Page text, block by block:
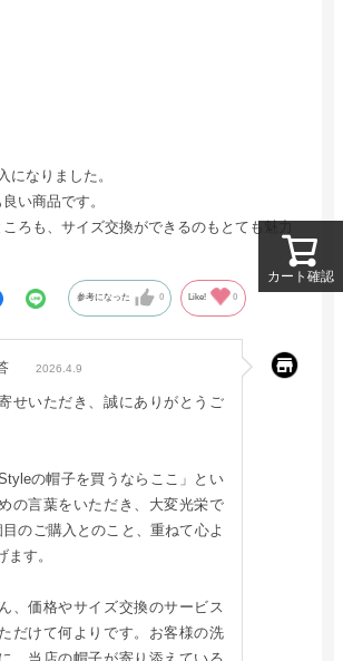
になりました。
い商品です。
ろも、サイズ交換ができるのもとても魅力
参考になった 0 Like! 0
2026.4.9
せいただき、誠にありがとうご
の帽子を買うならここ」とい
の言葉をいただき、大変光栄で
のご購入とのこと、重ねて心よ
ます。
、価格やサイズ交換のサービス
だけて何よりです。お客様の洗
カート確認